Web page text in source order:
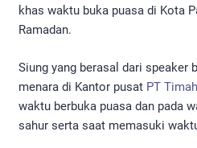
khas waktu buka puasa di Kota
Ramadan.
Siung yang berasal dari speaker
menara di Kantor pusat PT
waktu berbuka puasa dan pada
sahur serta saat memasuki